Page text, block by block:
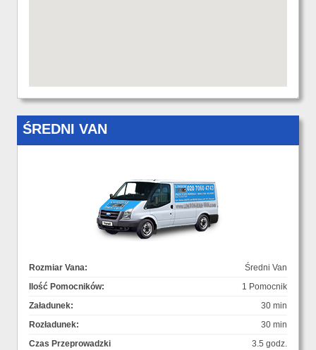
ŚREDNI VAN
Rozmiar Vana:
Średni Van
Ilość Pomocników:
1 Pomocnik
Załadunek:
30 min
Rozładunek:
30 min
Czas Przeprowadzki
3.5 godz.